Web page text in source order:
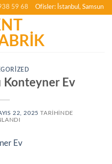
59 68 Ofisler: İstanbul, Samsun
Konteyner Ev
22, 2025 TARIHINDE